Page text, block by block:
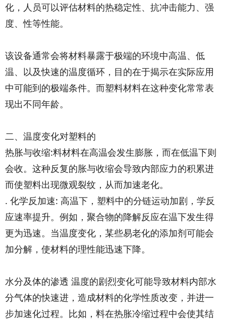
化，人员可以评估材料的热稳定性、抗冲击能力、强
度、性等性能。
该设备通常会将材料暴露于极端的环境中高温、低
温、以及快速的温度循环，目的在于揭示在实际应用
中可能到的极端条件。而塑料材料在这种变化常常表
现出不同年龄。
二、温度变化对塑料的
热胀与收缩:料材料在高温会发生膨胀，而在低温下则
会收。这种反复的胀与收缩会导致内部应力的积累进
而使塑料出现微观裂纹，从而加速老化。
. 化学反加速: 高温下，塑料中的分链运动加剧，学反
应速率提升。例如，聚合物的降解反应在温下发生得
更为迅速。当温度变化，某些易老化的添加剂可能会
加分解，使材料的理性能迅速下降。
水分及体的渗透 温度的剧烈变化可能导致材料内部水
分气体的快速进，造成材料的化学性质改变，并进一
步加速化过程。比如，料在热胀冷缩过程中会使其结